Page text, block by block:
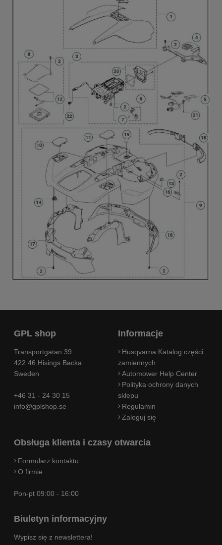
GPL shop
Transportgatan 39
422 46 Hisings Backa
Sweden
+46 31 - 24 30 15
info@gplshop.se
Informacje
Husqvarna Katalog części
zamiennych
Automower Help Center
Polityka ochrony danych
sklepu
Regulamin
Zaloguj się
Obsługa klienta i czasy otwarcia
Formularz kontaktu
O firmie
Pon-pt 09:00 - 16:00
Biuletyn informacyjny
Wypisz się z newslettera!